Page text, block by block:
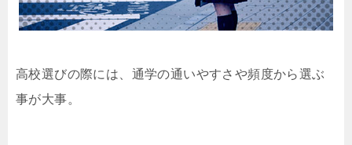
高校選びの際には、通学の通いやすさや頻度から選ぶ
事が大事。